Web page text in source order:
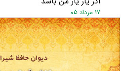
★★ ۱۷ مرداد ۰۵